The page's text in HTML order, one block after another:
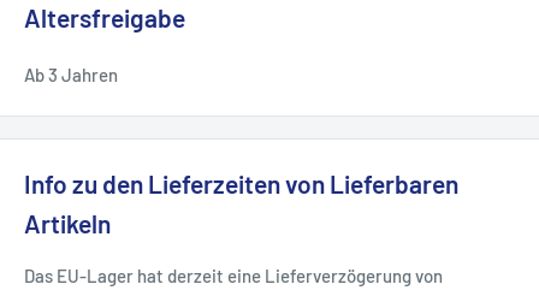
Altersfreigabe
Ab 3 Jahren
Info zu den Lieferzeiten von Lieferbaren
Artikeln
Das EU-Lager hat derzeit eine Lieferverzögerung von